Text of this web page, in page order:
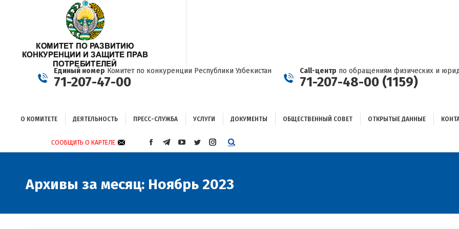
Единый номер Комитет по конкуренции Республики Узбекистан
71-207-47-00
Call-центр по обращениям физических и
71-207-48-00 (1159)
О КОМИТЕТЕ ДЕЯТЕЛЬНОСТЬ ПРЕСС-СЛУЖБА УСЛУГИ ДОКУМЕНТЫ ОБЩЕСТВЕННЫЙ СОВЕТ ОТКРЫТЫЕ ДАННЫЕ
СООБЩИТЬ О КАРТЕЛЕ
СТРАНИЦА
НОВОМ
СТРАНИЦА
НОВОМ
СТРАНИЦА
НОВОМ
СТРАНИЦА
НОВОМ
СТРАНИЦА
НОВОМ
Архивы за месяц: Ноябрь 2023
О КОМИТЕТЕ ДЕЯТЕЛЬНОСТЬ